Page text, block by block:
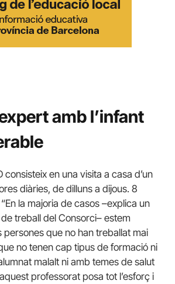
amb l’infant
consisteix en una visita a casa d’un
diàries, de dilluns a dijous. 8
la majoria de casos –explica un
treball del Consorci– estem
persones que no han treballat mai
no tenen cap tipus de formació ni
malalt ni amb temes de salut
professorat posa tot l’esforç i